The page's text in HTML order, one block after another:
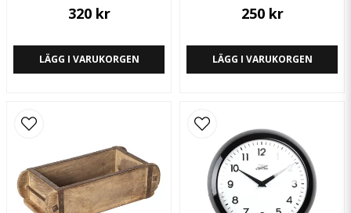
320 kr
LÄGG I VARUKORGEN
250 kr
LÄGG I VARUKORGEN